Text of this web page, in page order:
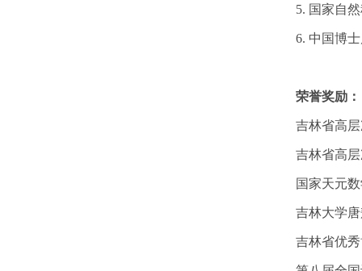
5. 国家自
6. 中国博
荣誉奖励：
吉林省高
吉林省高
国家天元
吉林大学
吉林省优